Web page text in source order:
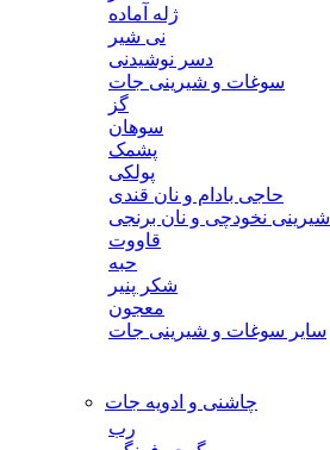
ژله آماده
نی شیر
دسر نوشیدنی
سوغات و شیرینی جات
گز
سوهان
پشمک
پولکی
حاجی بادام و نان قندی
شیرینی نخودچی و نان برنجی
قاووت
حبه
شکر پنیر
معجون
سایر سوغات و شیرینی جات
چاشنی و ادویه جات
رب